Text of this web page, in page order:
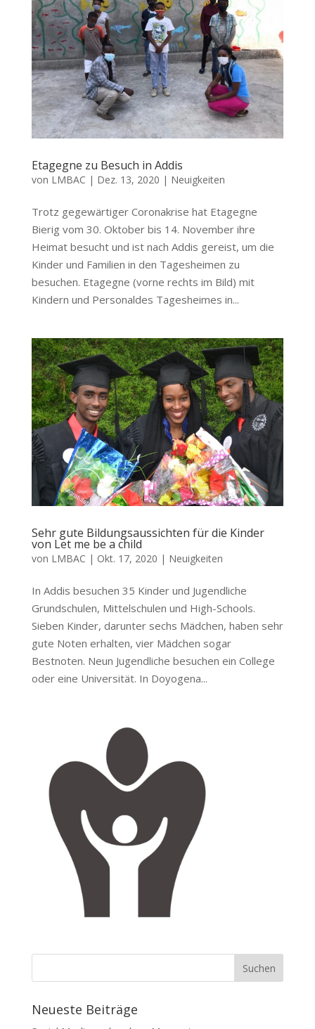
Etagegne zu Besuch in Addis
von LMBAC | Dez. 13, 2020 | Neuigkeiten
Trotz gegewärtiger Coronakrise hat Etagegne
Bierig vom 30. Oktober bis 14. November ihre
Heimat besucht und ist nach Addis gereist, um die
Kinder und Familien in den Tagesheimen zu
besuchen. Etagegne (vorne rechts im Bild) mit
Kindern und Personaldes Tagesheimes in...
Sehr gute Bildungsaussichten für die Kinder
von Let me be a child
von LMBAC | Okt. 17, 2020 | Neuigkeiten
In Addis besuchen 35 Kinder und Jugendliche
Grundschulen, Mittelschulen und High-Schools.
Sieben Kinder, darunter sechs Mädchen, haben sehr
gute Noten erhalten, vier Mädchen sogar
Bestnoten. Neun Jugendliche besuchen ein College
oder eine Universität. In Doyogena...
Neueste Beiträge